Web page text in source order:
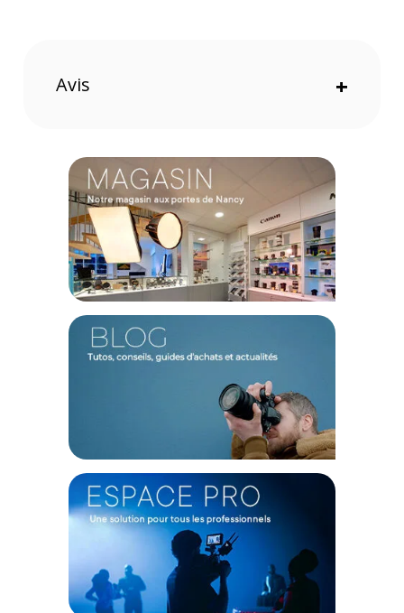
Mini-interrupteurs permettant des réglages rapides
DESIGN audiovers SDI 4K:
CONNEXIONS
Entrée vidéo SDI
Commutable entre la SD, HD, 3G et 6G-SDI.
Sortie vidéo SDI
Correspond automatiquement à l'entrée vidéo SD, HD, 3G et
6G-SDI.
Audio analogique
4 canaux audio symétrique analogique professionnels avec
connexions jack standard de 1/4".
Audio numérique AES/EBU
Commute automatiquement lors d'une perte du signal SDI
principal.
Prise en charge de multiples débits de données
Détection automatique des entrées 4K, UHD, 2K, HD ou SD-
Mises à jour et configuration
Conformité aux normes SDI
Avis +